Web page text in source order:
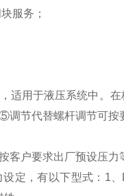
服务；
适用于液压系统中。
节代替螺杆调节可按
客户要求出厂预设压力
定，有以下型式：1